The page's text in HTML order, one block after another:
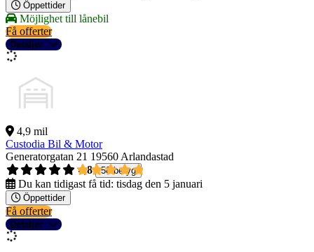
Öppettider
Möjlighet till lånebil
Få offerter
Detaljer
4,9 mil
Custodia Bil & Motor
Generatorgatan 21 19560 Arlandastad
4,8
58 betyg
Du kan tidigast få tid: tisdag den 5 januari
Öppettider
Få offerter
Detaljer